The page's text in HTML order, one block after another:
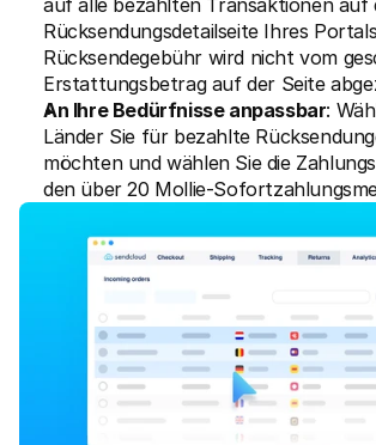
auf alle bezahlten Transaktionen auf
Rücksendungsdetailseite Ihres
Rücksendegebühr wird nicht vom
Erstattungsbetrag auf der Seite
An Ihre Bedürfnisse anpassbar:
Länder Sie für bezahlte
möchten und wählen Sie die
den über 20 Mollie-